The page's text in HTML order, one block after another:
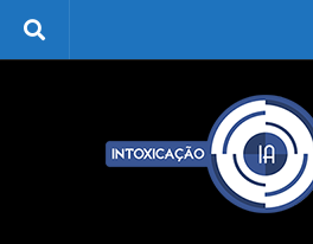
Skip to content